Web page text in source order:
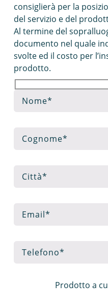
consiglierà per la
del servizio e del
Al termine del
documento nel quale
svolte ed il costo per
prodotto.
Prodotto a